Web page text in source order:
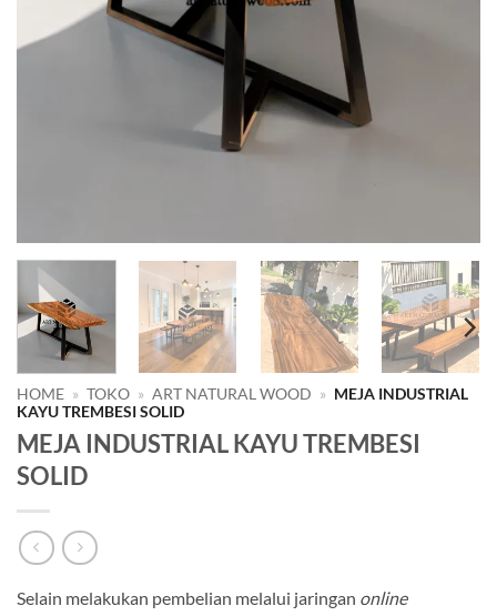
HOME » TOKO » ART NATURAL WOOD » MEJA INDUSTRIAL
KAYU TREMBESI SOLID
MEJA INDUSTRIAL KAYU TREMBESI
SOLID
Selain melakukan pembelian melalui jaringan online